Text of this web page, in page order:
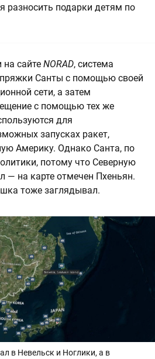
разносить подарки детям по
сайте NORAD, система
Санты с помощью своей
сети, а затем
с помощью тех же
для
запусках ракет,
Америку. Однако Санта, по
потому что Северную
— на карте отмечен Пхеньян.
тоже заглядывал.
в Невельск и Ноглики, а в